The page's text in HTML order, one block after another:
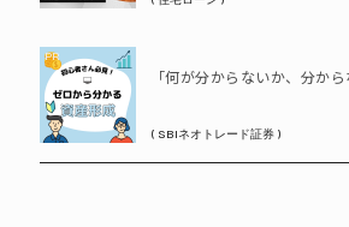
PR
( SBIネオトレード証券 )